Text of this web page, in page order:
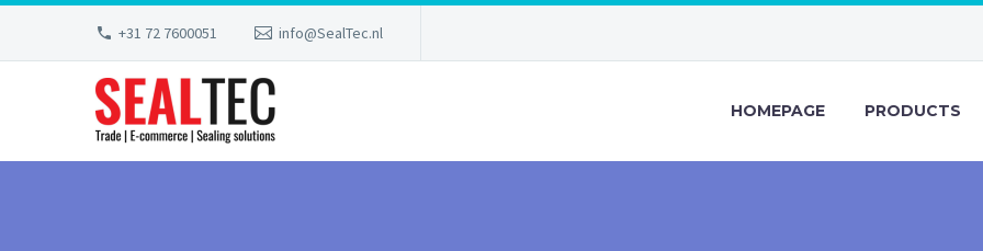
+31 72 7600051 info@SealTec.nl
HOMEPAGE PRODUCTS